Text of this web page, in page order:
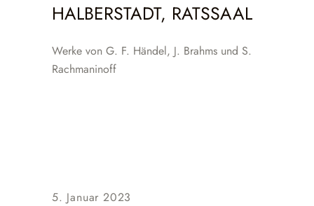
HALBERSTADT, RATSSAAL
Werke von G. F. Händel, J. Brahms und S.
Rachmaninoff
5. Januar 2023